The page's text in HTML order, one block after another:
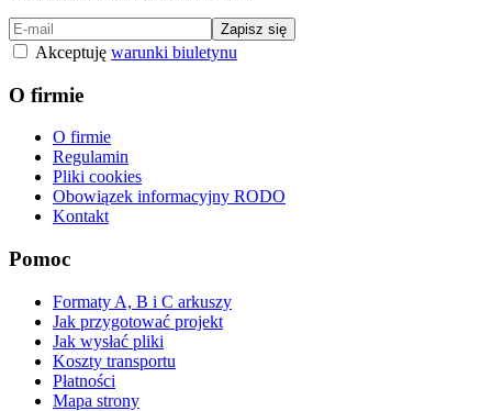
Zapisz się
Akceptuję warunki biuletynu
O firmie
O firmie
Regulamin
Pliki cookies
Obowiązek informacyjny RODO
Kontakt
Pomoc
Formaty A, B i C arkuszy
Jak przygotować projekt
Jak wysłać pliki
Koszty transportu
Płatności
Mapa strony